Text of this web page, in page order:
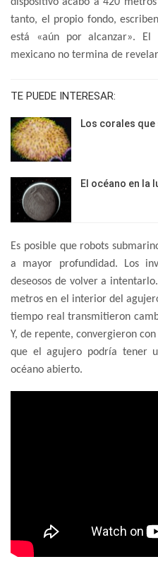
tanto, el propio fondo,
está «aún por alcanzar».
mexicano no termina de
TE PUEDE INTERESAR:
Los corales que
El océano en la
Es posible que robots
a mayor profundidad. Los
deseosos de volver a
metros en el interior del
tiempo real transmitieron
Y, de repente, convergieron
que el agujero podría tener
océano abierto.